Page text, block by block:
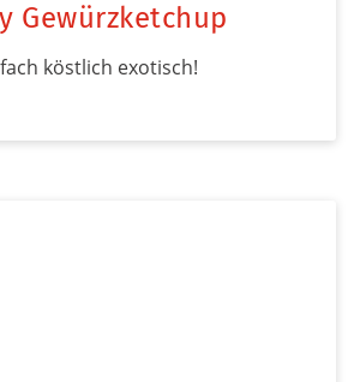
Gewürzketchup
köstlich exotisch!